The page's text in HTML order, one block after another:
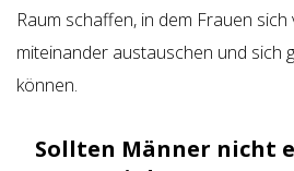
Raum schaffen, in dem Frauen
miteinander austauschen und sich
können.
Sollten Männer nicht